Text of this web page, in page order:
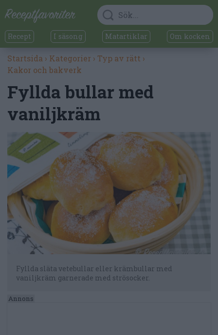
Recept I säsong Matartiklar Om kocken
Startsida › Kategorier › Typ av rätt ›
Kakor och bakverk
Fyllda bullar med
vaniljkräm
Fyllda släta vetebullar eller krämbullar med
vaniljkräm garnerade med strösocker.